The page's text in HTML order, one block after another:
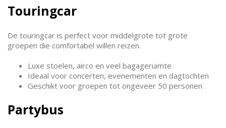
Touringcar
De touringcar is perfect voor middelgrote tot grote
groepen die comfortabel willen reizen.
Luxe stoelen, airco en veel bagageruimte
Ideaal voor concerten, evenementen en dagtochten
Geschikt voor groepen tot ongeveer 50 personen
Partybus